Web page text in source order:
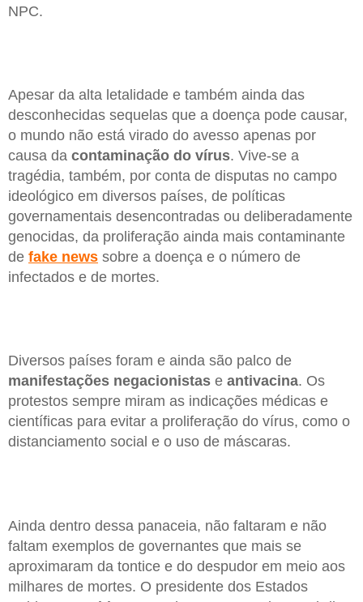
NPC.
Apesar da alta letalidade e também ainda das
desconhecidas sequelas que a doença pode causar,
o mundo não está virado do avesso apenas por
causa da contaminação do vírus. Vive-se a
tragédia, também, por conta de disputas no campo
ideológico em diversos países, de políticas
governamentais desencontradas ou deliberadamente
genocidas, da proliferação ainda mais contaminante
de fake news sobre a doença e o número de
infectados e de mortes.
Diversos países foram e ainda são palco de
manifestações negacionistas e antivacina. Os
protestos sempre miram as indicações médicas e
científicas para evitar a proliferação do vírus, como o
distanciamento social e o uso de máscaras.
Ainda dentro dessa panaceia, não faltaram e não
faltam exemplos de governantes que mais se
aproximaram da tontice e do despudor em meio aos
milhares de mortes. O presidente dos Estados